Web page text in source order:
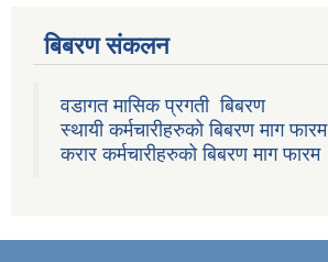
बिबरण संकलन
वडागत मासिक प्रगती बिबरण
स्थायी कर्मचारीहरुको बिबरण माग फारम
करार कर्मचारीहरुको बिबरण माग फारम